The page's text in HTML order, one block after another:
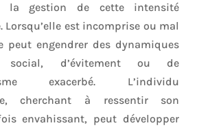
la gestion de cette intensité
Lorsqu’elle est incomprise ou mal
peut engendrer des dynamiques
d’évitement ou de
exacerbé. L’individu
cherchant à ressentir son
envahissant, peut développer